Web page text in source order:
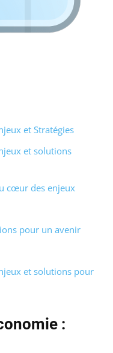
et Stratégies
et solutions
cœur des enjeux
pour un avenir
et solutions pour
: